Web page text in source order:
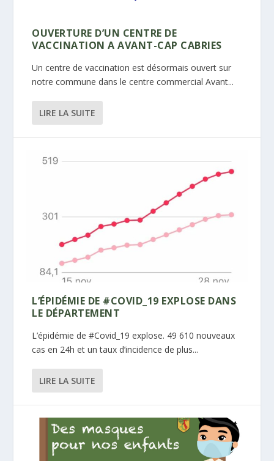
OUVERTURE D’UN CENTRE DE
VACCINATION A AVANT-CAP CABRIES
Un centre de vaccination est désormais ouvert sur
notre commune dans le centre commercial Avant...
LIRE LA SUITE
L’ÉPIDÉMIE DE #COVID_19 EXPLOSE DANS
LE DÉPARTEMENT
L’épidémie de #Covid_19 explose. 49 610 nouveaux
cas en 24h et un taux d’incidence de plus...
LIRE LA SUITE